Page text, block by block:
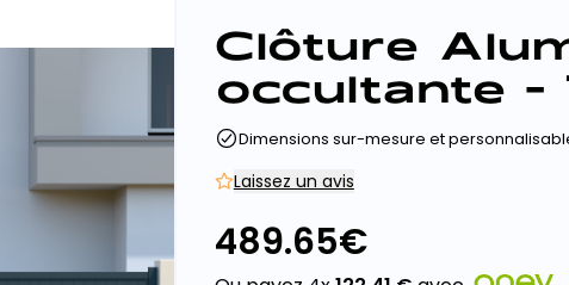
Clôture
occultante -
Dimensions sur-mesure et
Laissez un avis
489.65€